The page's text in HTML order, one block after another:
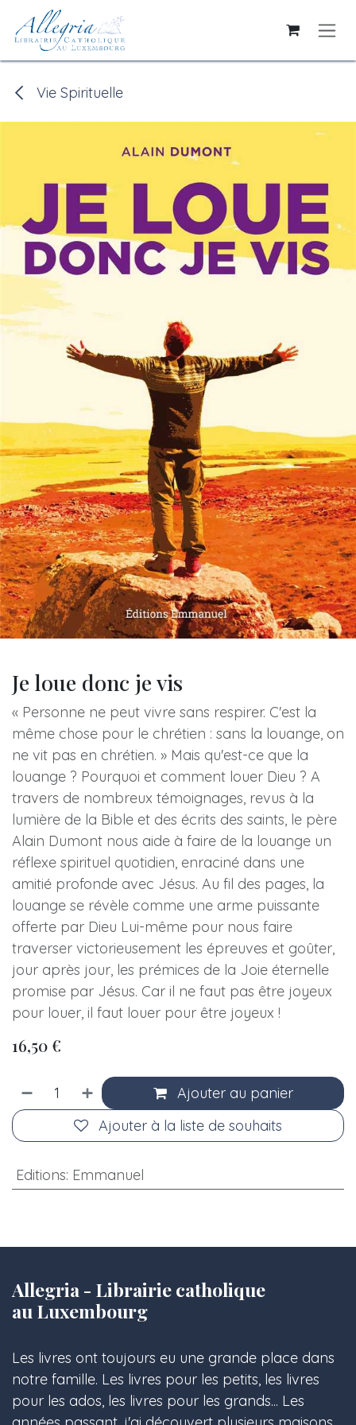
Se rendre au contenu
Vie Spirituelle
Je loue donc je vis
« Personne ne peut vivre sans respirer. C'est la
même chose pour le chrétien : sans la louange, on
ne vit pas en chrétien. » Mais qu'est-ce que la
louange ? Pourquoi et comment louer Dieu ? A
travers de nombreux témoignages, revus à la
lumière de la Bible et des écrits des saints, le père
Alain Dumont nous aide à faire de la louange un
réflexe spirituel quotidien, enraciné dans une
amitié profonde avec Jésus. Au fil des pages, la
louange se révèle comme une arme puissante
offerte par Dieu Lui-même pour nous faire
traverser victorieusement les épreuves et goûter,
jour après jour, les prémices de la Joie éternelle
promise par Jésus. Car il ne faut pas être joyeux
pour louer, il faut louer pour être joyeux !
16,50€
Ajouter au panier
Ajouter à la liste de souhaits
Editions: Emmanuel
Allegria - Librairie catholique
au Luxembourg
Les livres ont toujours eu une grande place dans
notre famille. Les livres pour les petits, les livres
pour les ados, les livres pour les grands... Les